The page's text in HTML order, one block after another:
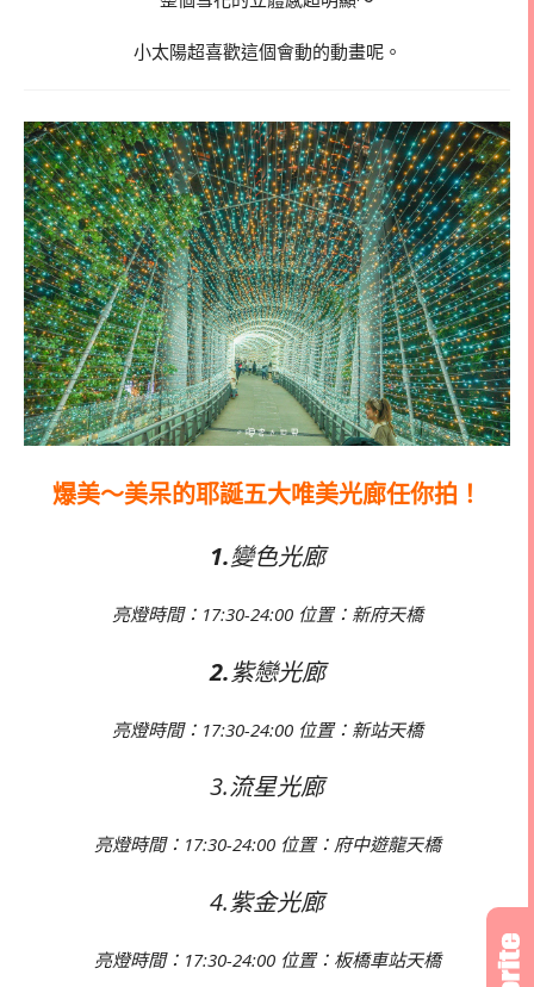
小太陽超喜歡這個會動的動畫呢。
爆美～美呆的耶誕五大唯美光廊任你拍！
1.變色光廊
亮燈時間： 17:30-24:00 位置：新府天橋
2.紫戀光廊
亮燈時間： 17:30-24:00 位置：新站天橋
3.流星光廊
亮燈時間： 17:30-24:00 位置：府中遊龍天橋
4.紫金光廊
亮燈時間： 17:30-24:00 位置：板橋車站天橋